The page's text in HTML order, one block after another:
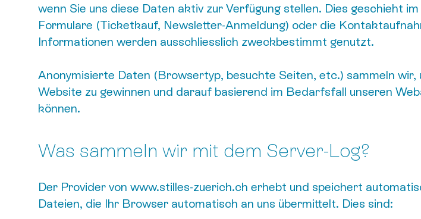
wenn Sie uns diese Daten aktiv zur Verfügung stellen. Dies geschieht
Formulare (Ticketkauf, Newsletter-Anmeldung) oder die
Informationen werden ausschliesslich zweckbestimmt genutzt.
Anonymisierte Daten (Browsertyp, besuchte Seiten, etc.) sammeln
Website zu gewinnen und darauf basierend im Bedarfsfall unseren
können.
Was sammeln wir mit dem Server-Log?
Der Provider von www.stilles-zuerich.ch erhebt und speichert
Dateien, die Ihr Browser automatisch an uns übermittelt. Dies sind: